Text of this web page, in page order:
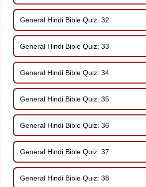
General Hindi Bible Quiz: 32
General Hindi Bible Quiz: 33
General Hindi Bible Quiz: 34
General Hindi Bible Quiz: 35
General Hindi Bible Quiz: 36
General Hindi Bible Quiz: 37
General Hindi Bible Quiz: 38